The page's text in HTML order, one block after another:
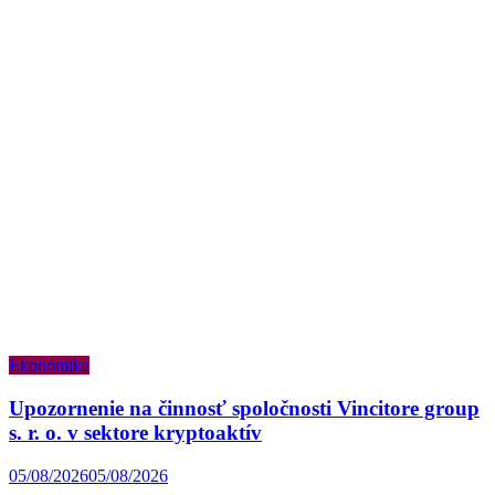
Ekonomika
Upozornenie na činnosť spoločnosti Vincitore group
s. r. o. v sektore kryptoaktív
05/08/202605/08/2026